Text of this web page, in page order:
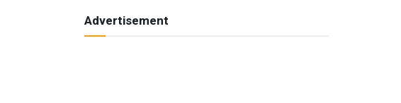
Advertisement